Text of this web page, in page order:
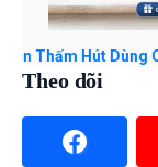
Dùng Cho
Theo dõi